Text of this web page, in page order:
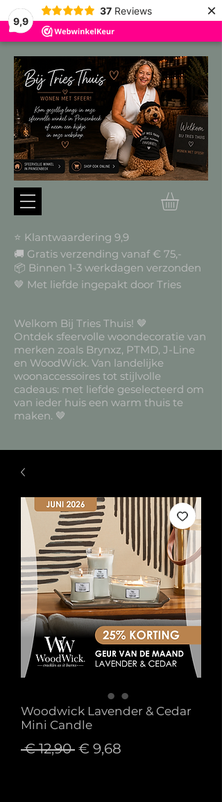
9,9
37 Reviews ×
⭐ Klantwaardering 9,9
🚚 Gratis verzending vanaf € 75,-
📦 Binnen 1-3 werkdagen verzonden
🤎 Met liefde ingepakt door Tries
Welkom Bij Tries Thuis! 🤎
Ontdek sfeervolle woondecoratie van
merken zoals Brynxz, PTMD, J-Line
en WoodWick. Van landelijke
woonaccessoires tot stijlvolle
cadeaus: met liefde geselecteerd om
van ieder huis een warm thuis te
maken. 🤎
Woodwick Lavender & Cedar
Mini Candle
€ 12,90 Normale
€ 9,68